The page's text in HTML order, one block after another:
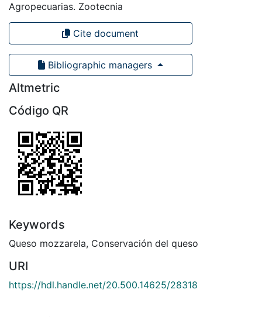
Agropecuarias. Zootecnia
Cite document
Bibliographic managers
Altmetric
Código QR
Keywords
Queso mozzarela, Conservación del queso
URI
https://hdl.handle.net/20.500.14625/28318